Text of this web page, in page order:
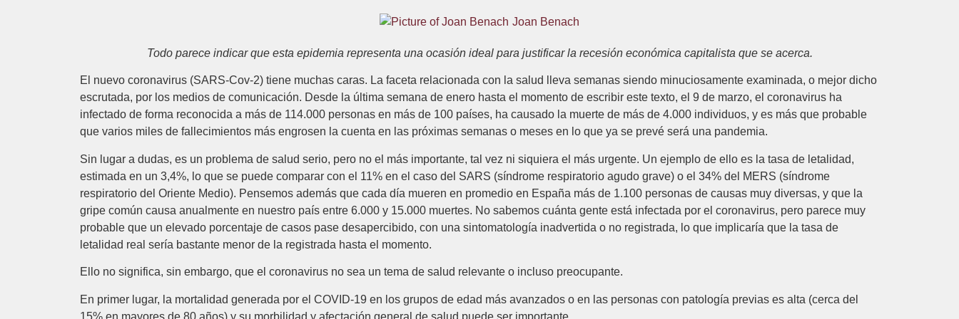
Joan Benach
Todo parece indicar que esta epidemia representa una ocasión ideal para justificar la recesión económica capitalista que se acerca.
El nuevo coronavirus (SARS-Cov-2) tiene muchas caras. La faceta relacionada con la salud lleva semanas siendo minuciosamente examinada, o mejor dicho
escrutada, por los medios de comunicación. Desde la última semana de enero hasta el momento de escribir este texto, el 9 de marzo, el coronavirus ha
infectado de forma reconocida a más de 114.000 personas en más de 100 países, ha causado la muerte de más de 4.000 individuos, y es más que probable
que varios miles de fallecimientos más engrosen la cuenta en las próximas semanas o meses en lo que ya se prevé será una pandemia.
Sin lugar a dudas, es un problema de salud serio, pero no el más importante, tal vez ni siquiera el más urgente. Un ejemplo de ello es la tasa de letalidad,
estimada en un 3,4%, lo que se puede comparar con el 11% en el caso del SARS (síndrome respiratorio agudo grave) o el 34% del MERS (síndrome
respiratorio del Oriente Medio). Pensemos además que cada día mueren en promedio en España más de 1.100 personas de causas muy diversas, y que la
gripe común causa anualmente en nuestro país entre 6.000 y 15.000 muertes. No sabemos cuánta gente está infectada por el coronavirus, pero parece muy
probable que un elevado porcentaje de casos pase desapercibido, con una sintomatología inadvertida o no registrada, lo que implicaría que la tasa de
letalidad real sería bastante menor de la registrada hasta el momento.
Ello no significa, sin embargo, que el coronavirus no sea un tema de salud relevante o incluso preocupante.
En primer lugar, la mortalidad generada por el COVID-19 en los grupos de edad más avanzados o en las personas con patología previas es alta (cerca del
15% en mayores de 80 años) y su morbilidad y afectación general de salud puede ser importante.